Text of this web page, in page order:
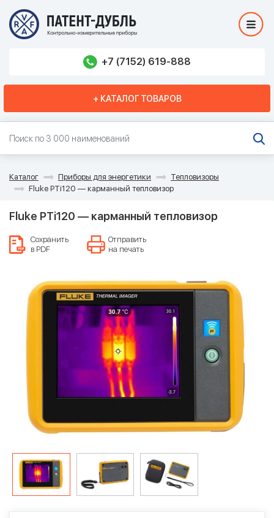
+7 (7152) 619-888
+ КАТАЛОГ ТОВАРОВ
Каталог Приборы для энергетики
Тепловизоры
Fluke PTi120 — карманный тепловизор
Fluke PTi120 — карманный тепловизор
Сохранить
в PDF
Отправить
на печать